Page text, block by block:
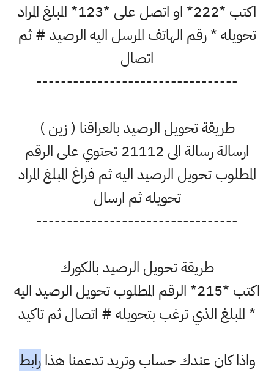
اكتب *222* او اتصل على *123* المبلغ المراد
تحويله * رقم الهاتف المرسل اليه الرصيد # ثم
اتصال
---------------------------------
طريقة تحويل الرصيد بالعراقنا ( زين )
ارسالة رسالة الى 21112 تحتوي على الرقم
المطلوب تحويل الرصيد اليه ثم فراغ المبلغ المراد
تحويله ثم ارسال
---------------------------------
طريقة تحويل الرصيد بالكورك
اكتب *215* الرقم المطلوب تحويل الرصيد اليه
* المبلغ الذي ترغب بتحويله # اتصال ثم تاكيد
واذا كان عندك حساب وتريد تدعمنا هذارابط